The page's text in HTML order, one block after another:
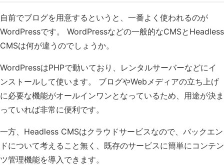
自前でブログを用意するというと、一番よく使われるのが
WordPressです。 WordPressなどの一般的なCMSとHeadless
CMSは何が違うのでしょうか。
WordPressはPHPで動いており、レンタルサーバーなどにイ
ンストールして使います。 ブログやWebメディアの立ち上げ
に必要な機能がオールインワンとなっているため、用途が決ま
っていれば非常に便利です。
一方、Headless CMSはクラウドサービスなので、バックエン
ドについて考えること無く、既存のサービスに簡単にコンテン
ツ管理機能を導入できます。